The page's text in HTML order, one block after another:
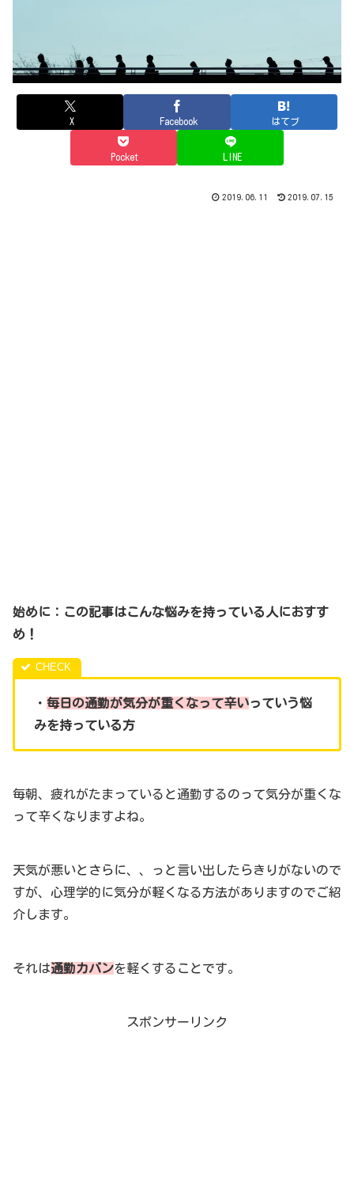
X Facebook はてブ
Pocket LINE
2019.06.11 2019.07.15
始めに：この記事はこんな悩みを持っている人におすす
め！
・ 毎日の通勤が気分が重くなって辛いっていう悩
みを持っている方
毎朝、疲れがたまっていると通勤するのって気分が重くな
って辛くなりますよね。
天気が悪いとさらに、、っと言い出したらきりがないので
すが、心理学的に気分が軽くなる方法がありますのでご紹
介します。
それは通勤カバンを軽くすることです。
スポンサーリンク